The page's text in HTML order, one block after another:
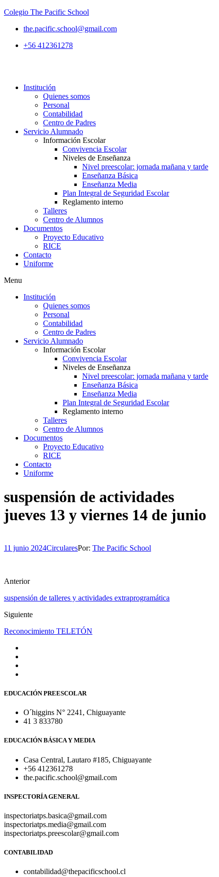
Colegio The Pacific School
the.pacific.school@gmail.com
+56 412361278
Institución
Quienes somos
Personal
Contabilidad
Centro de Padres
Servicio Alumnado
Información Escolar
Convivencia Escolar
Niveles de Enseñanza
Nivel preescolar: jornada mañana y tarde
Enseñanza Básica
Enseñanza Media
Plan Integral de Seguridad Escolar
Reglamento interno
Talleres
Centro de Alumnos
Documentos
Proyecto Educativo
RICE
Contacto
Uniforme
Menu
Institución
Quienes somos
Personal
Contabilidad
Centro de Padres
Servicio Alumnado
Información Escolar
Convivencia Escolar
Niveles de Enseñanza
Nivel preescolar: jornada mañana y tarde
Enseñanza Básica
Enseñanza Media
Plan Integral de Seguridad Escolar
Reglamento interno
Talleres
Centro de Alumnos
Documentos
Proyecto Educativo
RICE
Contacto
Uniforme
suspensión de actividades
jueves 13 y viernes 14 de junio
11 junio 2024CircularesPor: The Pacific School
Anterior
suspensión de talleres y actividades extraprogramática
Siguiente
Reconocimiento TELETÓN
EDUCACIÓN PREESCOLAR
O´higgins N° 2241, Chiguayante
41 3 833780
EDUCACIÓN BÁSICA Y MEDIA
Casa Central, Lautaro #185, Chiguayante
+56 412361278
the.pacific.school@gmail.com
INSPECTORÍA GENERAL
inspectoriatps.basica@gmail.com
inspectoriatps.media@gmail.com
inspectoriatps.preescolar@gmail.com
CONTABILIDAD
contabilidad@thepacificschool.cl